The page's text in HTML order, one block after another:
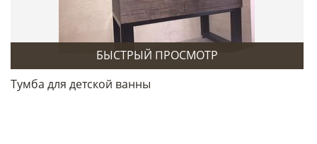
БЫСТРЫЙ ПРОСМОТР
Тумба для детской ванны